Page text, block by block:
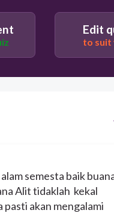
A.Ludradiwa
B. Brahma Nakta
Edit
to suit
semesta baik
Alit tidaklah kekal
pasti akan mengalami